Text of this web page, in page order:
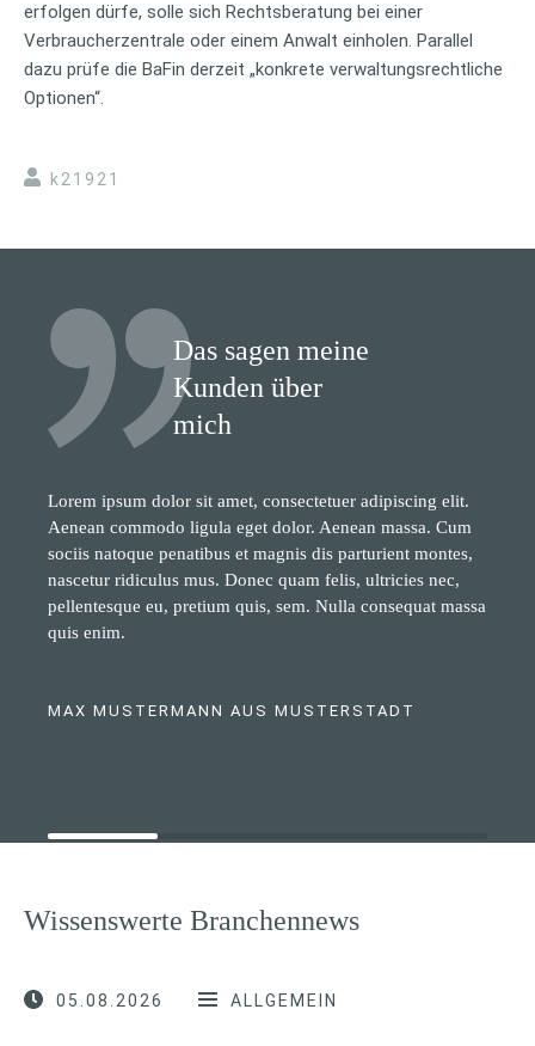
erfolgen dürfe, solle sich Rechtsberatung bei einer
Verbraucherzentrale oder einem Anwalt einholen. Parallel
dazu prüfe die BaFin derzeit „konkrete verwaltungsrechtliche
Optionen“.
k21921
Das sagen meine
Kunden über
mich
Lorem ipsum dolor sit amet, consectetuer adipiscing elit.
Aenean commodo ligula eget dolor. Aenean massa. Cum
sociis natoque penatibus et magnis dis parturient montes,
nascetur ridiculus mus. Donec quam felis, ultricies nec,
pellentesque eu, pretium quis, sem. Nulla consequat massa
quis enim.
MAX MUSTERMANN AUS MUSTERSTADT
Wissenswerte Branchennews
05.08.2026 ALLGEMEIN